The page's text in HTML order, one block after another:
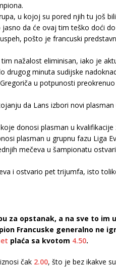
u kojoj su pored njih tu još
da će ovaj tim teško doći
pošto je francuski
nažalost eliminisan, iako je
minuta sudijske
u potpunosti
da Lans izbori novi
donosi plasman u
plasman u grupnu fazu Liga
mečeva u šampionatu
i ostvario pet trijumfa, isto
za opstanak, a na sve to im
Francuske generalno ne
plaća sa kvotom 4.50.
iznosi čak 2.00, što je bez ikakve